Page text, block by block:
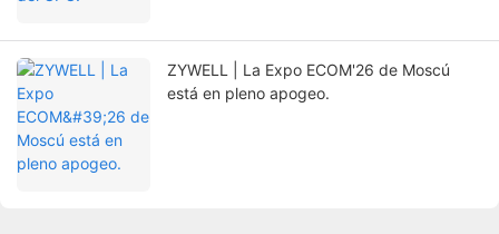
ZYWELL | La Expo ECOM'26 de Moscú
está en pleno apogeo.